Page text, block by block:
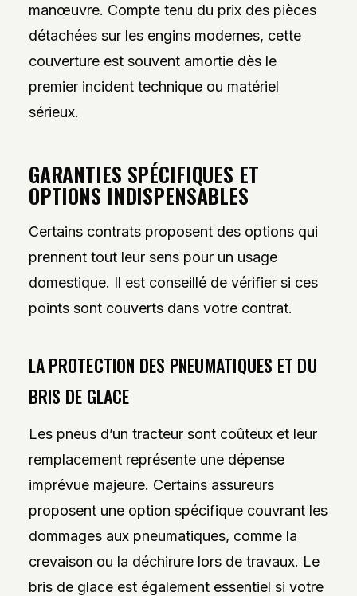
manœuvre. Compte tenu du prix des pièces
détachées sur les engins modernes, cette
couverture est souvent amortie dès le
premier incident technique ou matériel
sérieux.
GARANTIES SPÉCIFIQUES ET
OPTIONS INDISPENSABLES
Certains contrats proposent des options qui
prennent tout leur sens pour un usage
domestique. Il est conseillé de vérifier si ces
points sont couverts dans votre contrat.
LA PROTECTION DES PNEUMATIQUES ET DU
BRIS DE GLACE
Les pneus d’un tracteur sont coûteux et leur
remplacement représente une dépense
imprévue majeure. Certains assureurs
proposent une option spécifique couvrant les
dommages aux pneumatiques, comme la
crevaison ou la déchirure lors de travaux. Le
bris de glace est également essentiel si votre